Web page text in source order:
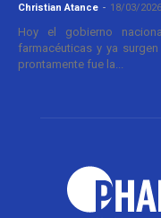
Christian Atance - 18/03/
Hoy el gobierno
farmacéuticas y ya
prontamente fue la...